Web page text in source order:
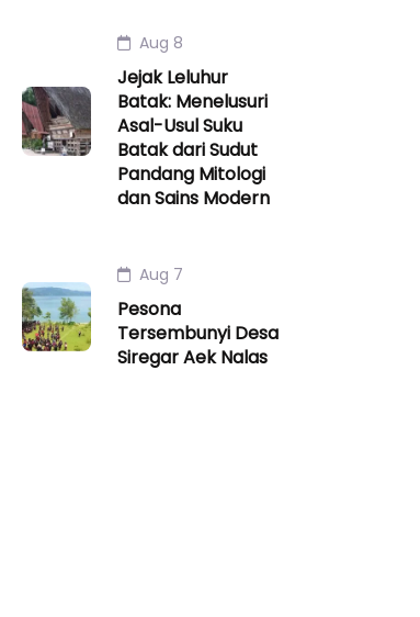
Aug 8
Jejak Leluhur
Batak: Menelusuri
Asal-Usul Suku
Batak dari Sudut
Pandang Mitologi
dan Sains Modern
Aug 7
Pesona
Tersembunyi Desa
Siregar Aek Nalas